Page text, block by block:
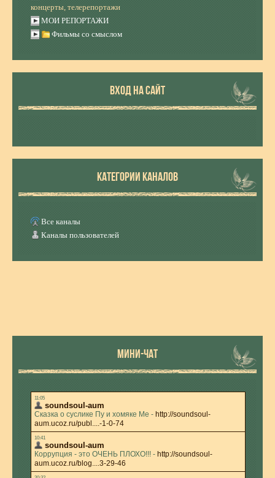
концерты, телерепортажи
МОИ РЕПОРТАЖИ
Фильмы со смыслом
ВХОД НА САЙТ
КАТЕГОРИИ КАНАЛОВ
Все каналы
Каналы пользователей
МИНИ-ЧАТ